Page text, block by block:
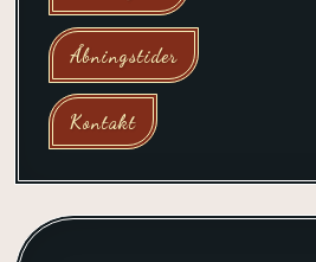
Åbningstider
Kontakt